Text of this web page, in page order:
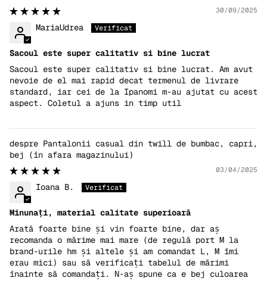
30/09/2025
MariaUdrea
Sacoul este super calitativ si bine lucrat
Sacoul este super calitativ si bine lucrat. Am avut
nevoie de el mai rapid decat termenul de livrare
standard, iar cei de la Ipanomi m-au ajutat cu acest
aspect. Coletul a ajuns in timp util
Pantalonii casual din twill de bumbac, capri,
bej
03/04/2025
Ioana B.
Minunați, material calitate superioară
Arată foarte bine și vin foarte bine, dar aș
recomanda o mărime mai mare (de regulă port M la
brand-urile hm și altele și am comandat L, M îmi
erau mici) sau să verificați tabelul de mărimi
înainte să comandați. N-aș spune ca e bej culoarea